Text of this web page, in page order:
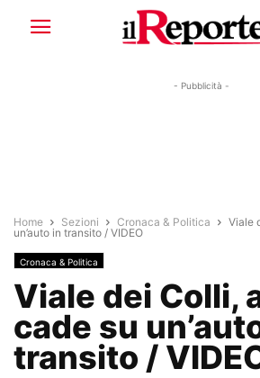
- Pubblicità -
Home Sezioni Cronaca & Politica
Viale
un’auto in transito / VIDEO
Cronaca & Politica
Viale dei Colli,
cade su
transito /